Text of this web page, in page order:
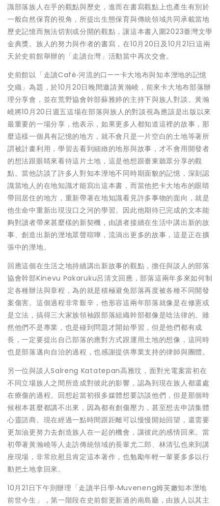
識部落族人在乎的觀點與歷史，進而在書寫觀點上也產生有別於
一般自然保育的視角，所提出生態保育與傳統領域共同承載當地
歷史記憶而無法切割或分開的觀點，讓這本書入圍2023臺灣文學
金典獎。族人的努力與作者的書寫，在10月20日及10月21日這兩
天於史前館舉辦的「走讀台灣」活動當中再次交會。
史前館以「走讀Café‧河流的口——卡大地布與知本溼地的記憶
交織」為題，於10月20日晚間邀請黃瀚嶢，前來卡大地布部落辦
理分享會，並在荒野協會幹部蘇雅婷的主持下與族人對談。黃瀚
嶢將10月20日週五這場在部落與族人的對談視為應該是出版以來
最重要的一場分享，他表示，如果更多人都知道這裡的故事，那
麼這樣一個具有記憶的地方，就不會只是一片空白的土地等著所
謂被計畫利用，學習去看到細緻的地形與故事，才不會用開發者
的想法跟眼睛來看待這片土地，這是他想跟臺東聽眾分享的觀
點。當他訪談了許多人對知本溼地不同時期面貌的記憶，深刻認
識當地人的在地知識才能寫出這本書，而當他把卡大地布的眼睛
帶回居住的地方，重新帶著在地知識看見許多事物的面向，就是
他生命中重新出現沒口之河的學習。因此他期待已完成的文本能
夠對讀者帶來甚麼樣的新契機，由讀者接續在生活中講出新的故
事、創造出新的溼地眾聲喧嘩，流淌出更多的故事，這是正在擴
張中的溼地。
回應這個在生活之地持續講出新故事的觀點，擔任與談人的部落
協會幹部Kinevu Pakaruku呂清文回應，部落這兩年多來如何制
定各種辦法與章程，為的就是積極避免部落再度被各種不同開發
案傷害。這個過程非常艱辛，他形容這兩年部落就像是在修憲或
是立法，搞得三大家族領袖跟部落組織幹部都像是唸法律的。雖
然他們不是專業，也是碰到問題才開始學習，但是他們都有成
長，一定要提出自己部落的應對方式跟運用土地的想像，這同時
也是部落邁向自治的過程，也感謝提供專業支持的律師與團體。
另一位與談人Salreng Katatepan高雅玟，面對光電案當初在
不同立場族人之間所造成對彼此的影響，認為到現在族人都還處
在療傷的過程。回想起當初很多媒體想要訪談他們，但是那個時
候根本甚麼都講不出來，因為都有創傷壓力，甚至想去申請集體
心靈諮商。現在經過一點時間跟距離可以慢慢開始回望，還需要
更加油更努力去創造族人在一起的機會，讓彼此的感情回來。當
初帶著黃瀚嶢等人走訪傳統領域的長輩尤二郎、林清弘也來到講
座現場，非常欣慰且肯定這本著作，也勉勵年輕一輩要多多以行
動把土地拿回來。
10月21日下午則辦理「走讀半日學‧Muveneng姆芙嫩知本溼地
前世今生」，第一階段在史前館更新過的南島廳，由族人以其主